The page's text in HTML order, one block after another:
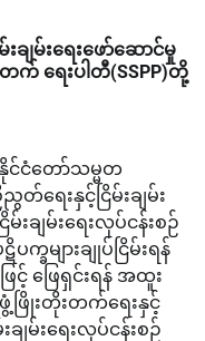
ျမ်းရေးဖော်ဆောင်မှု
က် ရေးပါတီ(SSPP)တို့
င်ငံတော်သမ္မတ
ရေးနှင့်ငြိမ်းချမ်း
ချမ်းရေးလုပ်ငန်းစဉ်
ခများချုပ်ငြိမ်းရန်
င့် ဖြေရှင်းရန် အထူး
ြိုးတိုးတက်ရေးနှင့်
ျမ်းရေးလုပ်ငန်းစဉ်